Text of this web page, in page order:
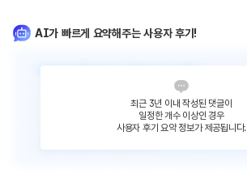
AI가 빠르게 요약해주는 사용자 후기!
최근 3년 이내 작성된 댓글이
일정한 개수 이상인 경우
사용자 후기 요약 정보가 제공됩니다.